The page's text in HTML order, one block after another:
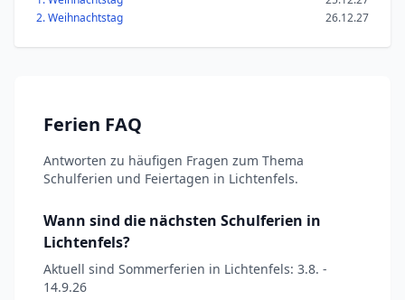
2. Weihnachtstag
26.12.27
Ferien FAQ
Antworten zu häufigen Fragen zum Thema
Schulferien und Feiertagen in Lichtenfels.
Wann sind die nächsten Schulferien in
Lichtenfels?
Aktuell sind Sommerferien in Lichtenfels: 3.8. -
14.9.26